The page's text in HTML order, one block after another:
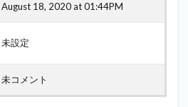
August 18, 2020 at 01:44PM
未設定
未コメント